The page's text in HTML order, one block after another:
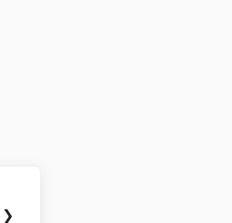
❯